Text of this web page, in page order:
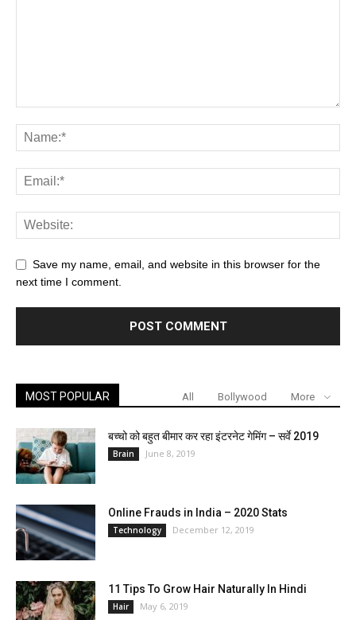
Save my name, email, and website in this browser for the
next time I comment.
MOST POPULAR All Bollywood More
बच्चो को बहुत बीमार कर रहा इंटरनेट गेमिंग – सर्वे 2019
Brain June 8, 2019
Online Frauds in India – 2020 Stats
Technology December 12, 2019
11 Tips To Grow Hair Naturally In Hindi
Hair May 6, 2019